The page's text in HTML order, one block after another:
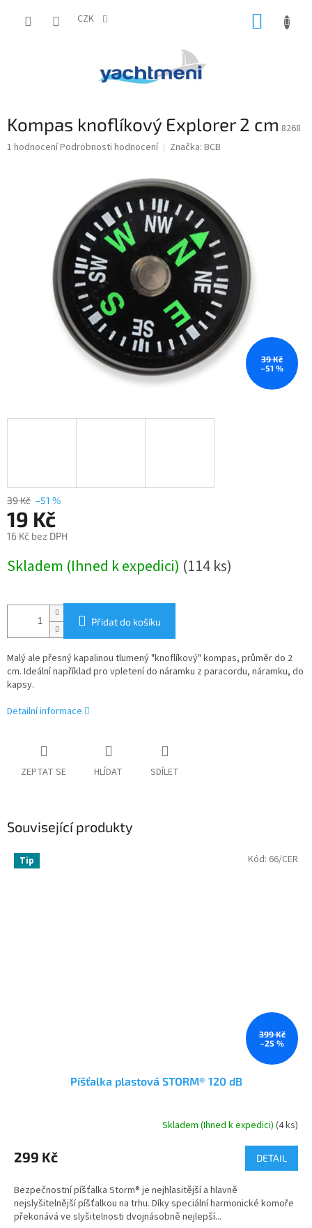
CZK
Kompas knoflíkový Explorer 2 cm 8268
Průměrné
1 hodnoceníPodrobnosti hodnocení Značka: BCB
39 Kč
–51 %
39 Kč –51 %
19 Kč
16 Kč bez DPH
cena:
Skladem (Ihned k expedici) (114 ks)
Přidat do košíku
Malý ale přesný kapalinou tlumený "knoflíkový" kompas, průměr do 2
cm. Ideální například pro vpletení do náramku z paracordu, náramku, do
kapsy.
Detailní informace
ZEPTAT SE HLÍDAT SDÍLET
Související produkty
Tip
399 Kč
–25 %
Píšťalka plastová STORM® 120 dB
produktu
je
z
5
hvězdiček.
Skladem (Ihned k expedici)(4 ks)
299 Kč DETAIL
Bezpečnostní píšťalka Storm® je nejhlasitější a hlavně
nejslyšitelnější píšťalkou na trhu. Díky speciální harmonické komoře
překonává ve slyšitelnosti dvojnásobně nejlepší...
Kód: 66/CER